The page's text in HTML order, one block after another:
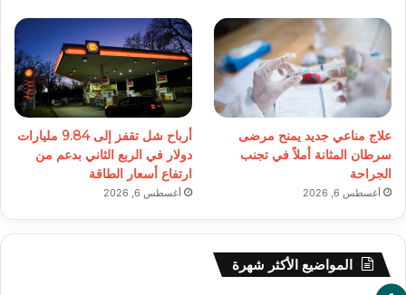
علاج مناعي جديد يمنح مرضى
سرطان المثانة أملاً في تجنب
الجراحة
أغسطس 6, 2026
أرباح شل تقفز إلى 9.84 مليارات
دولار في الربع الثاني بدعم من
ارتفاع أسعار الطاقة
أغسطس 6, 2026
المواضيع الأكثر شهرة